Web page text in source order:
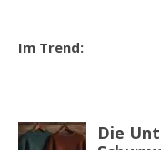
Im Trend: